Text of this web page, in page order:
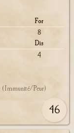
For
8
Dis
4
(Immunité/Peur)
46